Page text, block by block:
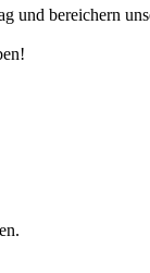
bereichern